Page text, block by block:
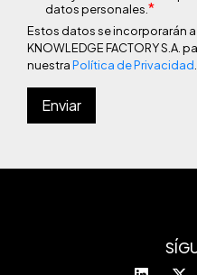
datos personales.*
Estos datos se incorporarán
KNOWLEDGE FACTORY
nuestraPolítica de Privacidad.